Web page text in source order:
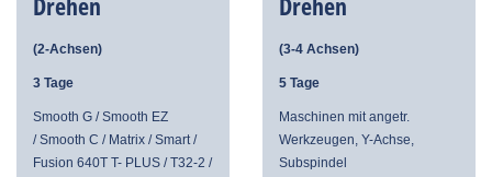
(2-Achsen)
3 Tage
Smooth G / Smooth EZ
/ Smooth C / Matrix / Smart /
Fusion 640T T- PLUS / T32-2 /
(3-4 Achsen)
5 Tage
Maschinen mit angetr.
Werkzeugen, Y-Achse,
Subspindel